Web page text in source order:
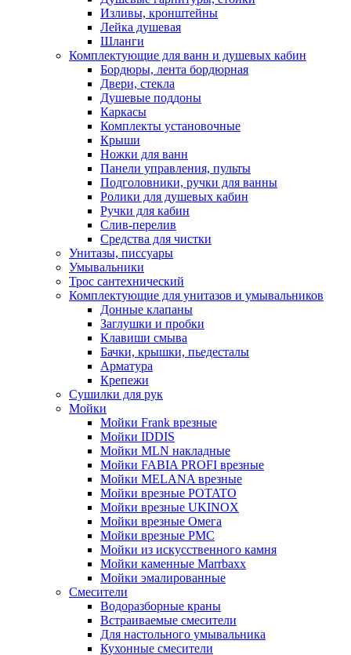
Изливы, кронштейны
Лейка душевая
Шланги
Комплектующие для ванн и душевых кабин
Бордюры, лента бордюрная
Двери, стекла
Душевые поддоны
Каркасы
Комплекты установочные
Крыши
Ножки для ванн
Панели управления, пульты
Подголовники, ручки для ванны
Ролики для душевых кабин
Ручки для кабин
Слив-перелив
Средства для чистки
Унитазы, писсуары
Умывальники
Трос сантехнический
Комплектующие для унитазов и умывальников
Донные клапаны
Заглушки и пробки
Клавиши смыва
Бачки, крышки, пьедесталы
Арматура
Крепежи
Сушилки для рук
Мойки
Мойки Frank врезные
Мойки IDDIS
Мойки MLN накладные
Мойки FABIA PROFI врезные
Мойки MELANA врезные
Мойки врезные POTATO
Мойки врезные UKINOX
Мойки врезные Омега
Мойки врезные РМС
Мойки из искусственного камня
Мойки каменные Marrbaxx
Мойки эмалированные
Смесители
Водоразборные краны
Встраиваемые смесители
Для настольного умывальника
Кухонные смесители